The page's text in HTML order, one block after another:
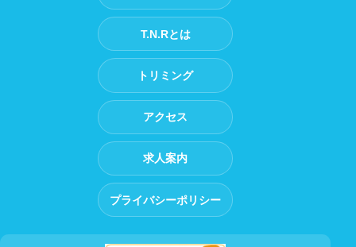
T.N.Rとは
トリミング
アクセス
求人案内
プライバシーポリシー